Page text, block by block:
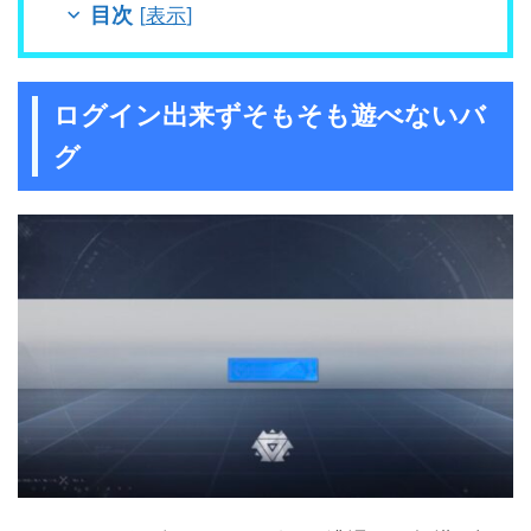
目次 [表示]
ログイン出来ずそもそも遊べないバ
グ